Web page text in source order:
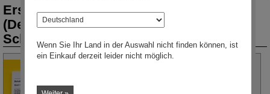
Ersatzteilkatalog 50/5-R100RT Bj.09/80
(Deutsch, Englisch, Holländisch,
Schwedisch)
Land
Wenn Sie Ihr Land in der Auswahl nicht finden können, ist
ein Einkauf derzeit leider nicht möglich.